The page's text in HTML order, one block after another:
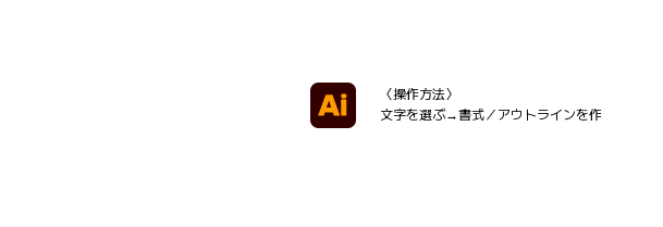
〈操作方法〉
文字を選ぶ→書式／アウトラインを作